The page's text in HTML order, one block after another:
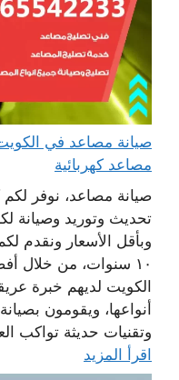
مصاعد كهربائية
صيانة مصاعد، نوفر
تحديث وتوريد وصيانة
وبأقل الأسعار ونقدم
١٠ سنوات، من خلال
الكويت لديهم خبرة
أنواعها، ويقومون
وتقنيات حديثة تواكب
اقرأ المزيد